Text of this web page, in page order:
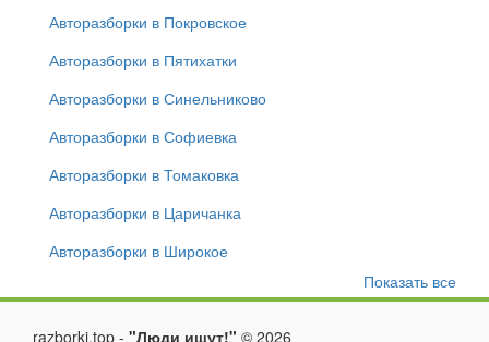
Авторазборки в Покровское
Авторазборки в Пятихатки
Авторазборки в Синельниково
Авторазборки в Софиевка
Авторазборки в Томаковка
Авторазборки в Царичанка
Авторазборки в Широкое
Показать все
razborki.top - "Люди ищут!" © 2026